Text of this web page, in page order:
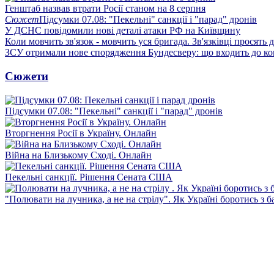
Генштаб назвав втрати Росії станом на 8 серпня
СюжетПідсумки 07.08: "Пекельні" санкції і "парад" дронів
У ДСНС повідомили нові деталі атаки РФ на Київщину
Коли мовчить зв'язок - мовчить уся бригада. Зв'язківці просять
ЗСУ отримали нове спорядження Бундесверу: що входить до
Сюжети
Підсумки 07.08: "Пекельні" санкції і "парад" дронів
Вторгнення Росії в Україну. Онлайн
Війна на Близькому Сході. Онлайн
Пекельні санкції. Рішення Сената США
"Полювати на лучника, а не на стрілу". Як Україні боротись з